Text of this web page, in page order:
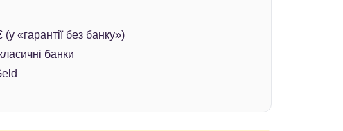
«гарантії без банку»)
банки